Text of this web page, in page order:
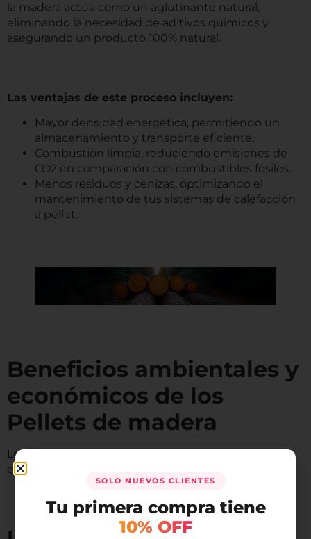
la madera actúa como un aglutinante natural,
eliminando la necesidad de aditivos químicos y
asegurando un producto 100% natural.
Las ventajas de este proceso incluyen:
Mayor densidad energética, permitiendo un
almacenamiento y transporte eficiente.
Combustión limpia, reduciendo emisiones de
CO2 en comparación con combustibles fósiles.
Menos residuos y cenizas, optimizando el
mantenimiento de tus sistemas de calefacción
a pellet.
Beneficios ambientales y
económicos de los
Pellets de madera
Lospellets de Poderoofrecen una alternativa
energética eficiente y responsable para tu hogar:
SOLO NUEVOS CLIENTES
Tu primera compra tiene
10% OFF